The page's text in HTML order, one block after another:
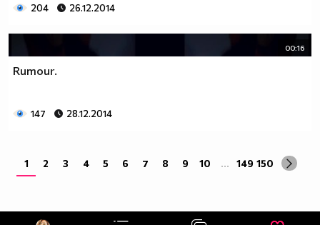
204 26.12.2014
00:16
Rumour.
147 28.12.2014
1 2 3 4 5 6 7 8 9 10 ... 149 150